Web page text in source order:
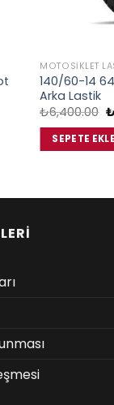
MOTOSIKLET
140/60-14
Arka Lastik
₺6,400.00 ₺
SEPETE EKLE